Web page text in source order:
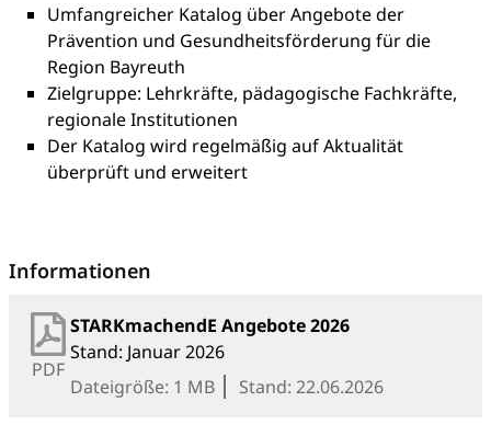
Umfangreicher Katalog über Angebote der
Prävention und Gesundheitsförderung für die
Region Bayreuth
Zielgruppe: Lehrkräfte, pädagogische Fachkräfte,
regionale Institutionen
Der Katalog wird regelmäßig auf Aktualität
überprüft und erweitert
Informationen
PDF
STARKmachendE Angebote 2026
Stand: Januar 2026
Dateigröße: 1 MB
Stand: 22.06.2026